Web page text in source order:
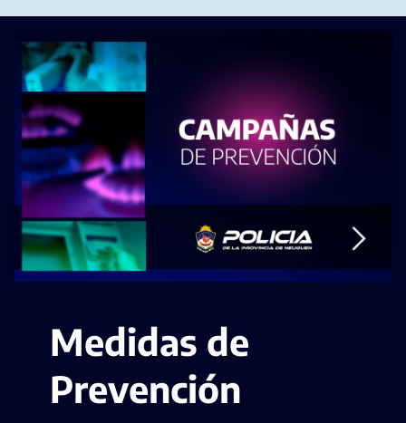
Medidas de
Prevención